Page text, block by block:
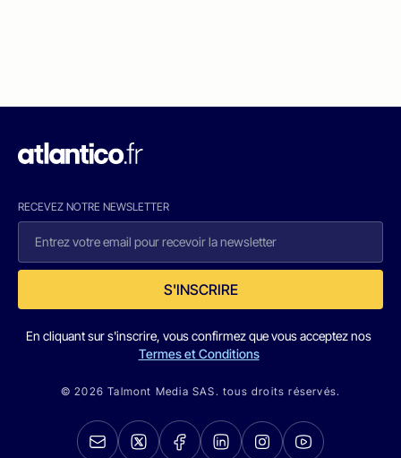
RECEVEZ NOTRE NEWSLETTER
S'INSCRIRE
En cliquant sur s'inscrire, vous confirmez que vous acceptez nos
Termes et Conditions
© 2026 Talmont Media SAS. tous droits réservés.